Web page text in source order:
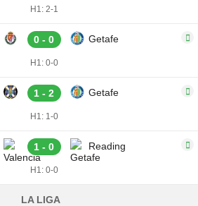
H1: 2-1
0 - 0 Getafe
H1: 0-0
1 - 2 Getafe
H1: 1-0
1 - 0 Reading
H1: 0-0
LA LIGA